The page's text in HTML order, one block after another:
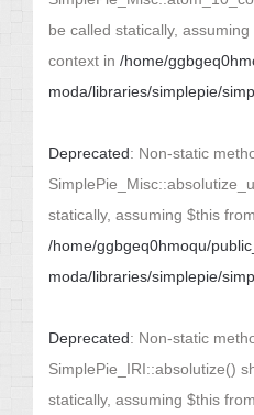
be called statically,
context in /home/
moda/libraries/simplepie/
Deprecated: Non-static
statically, assuming $this
/home/ggbgeq0hmoqu/
moda/libraries/simplepie/
Deprecated: Non-static
SimplePie_IRI::absolutize()
statically, assuming $this